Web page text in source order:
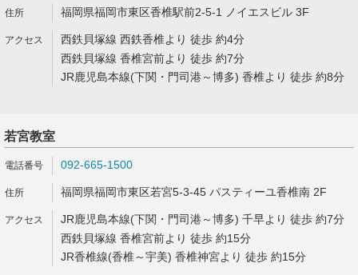
福岡県福岡市東区香椎駅前2-5-1 ノイエスビル 3F
西鉄貝塚線 西鉄香椎より 徒歩 約4分
西鉄貝塚線 香椎宮前より 徒歩 約7分
JR鹿児島本線(下関・門司港～博多) 香椎より 徒歩 約8分
若宮教室
092-665-1500
福岡県福岡市東区若宮5-3-45 パスティーユ香椎南 2F
JR鹿児島本線(下関・門司港～博多) 千早より 徒歩 約7分
西鉄貝塚線 香椎宮前より 徒歩 約15分
JR香椎線(香椎～宇美) 香椎神宮より 徒歩 約15分